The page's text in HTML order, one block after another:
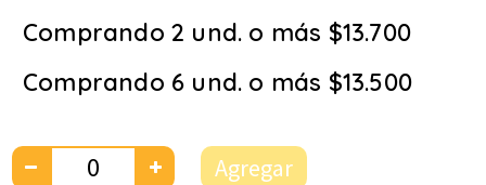
Comprando 2 und. o más $13.700
Comprando 6 und. o más $13.500
Agregar